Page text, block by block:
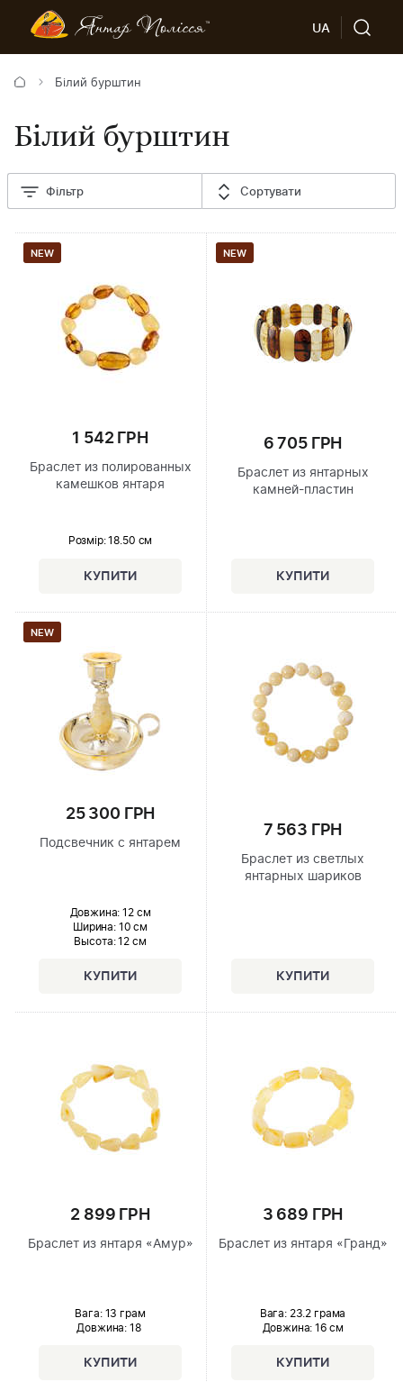
UA
Білий бурштин
Білий бурштин
Фільтр Сортувати
NEW
1 542 ГРН
Браслет из полированных
камешков янтаря
Розмір: 18.50 см
NEW
6 705 ГРН
Браслет из янтарных
камней-пластин
NEW
25 300 ГРН
Подсвечник с янтарем
Довжина: 12 см
Ширина: 10 см
Высота: 12 см
7 563 ГРН
Браслет из светлых
янтарных шариков
2 899 ГРН
Браслет из янтаря «Амур»
Вага: 13 грам
Довжина: 18
3 689 ГРН
Браслет из янтаря «Гранд»
Вага: 23.2 грама
Довжина: 16 см